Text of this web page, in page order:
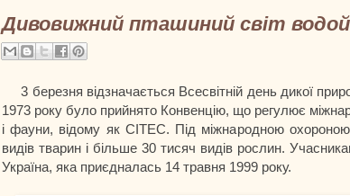
Дивовижний пташиний світ
3 березня відзначається Всесвітній день дикої
1973 року було прийнято Конвенцію, що регулює
і фауни, відому як СІТЕС. Під міжнародною
видів тварин і більше 30 тисяч видів рослин.
Україна, яка приєдналась 14 травня 1999 року.